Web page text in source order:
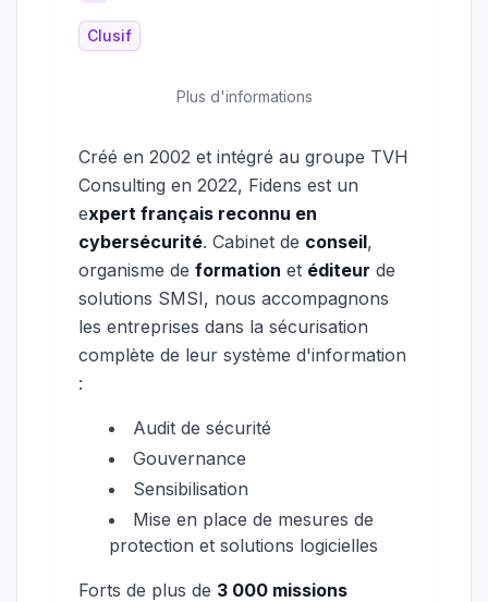
Clusif
Plus d'informations
Créé en 2002 et intégré au groupe TVH
Consulting en 2022, Fidens est un
expert français reconnu en
cybersécurité. Cabinet de conseil,
organisme de formation et éditeur de
solutions SMSI, nous accompagnons
les entreprises dans la sécurisation
complète de leur système d'information
:
Audit de sécurité
Gouvernance
Sensibilisation
Mise en place de mesures de
protection et solutions logicielles
Forts de plus de 3 000 missions